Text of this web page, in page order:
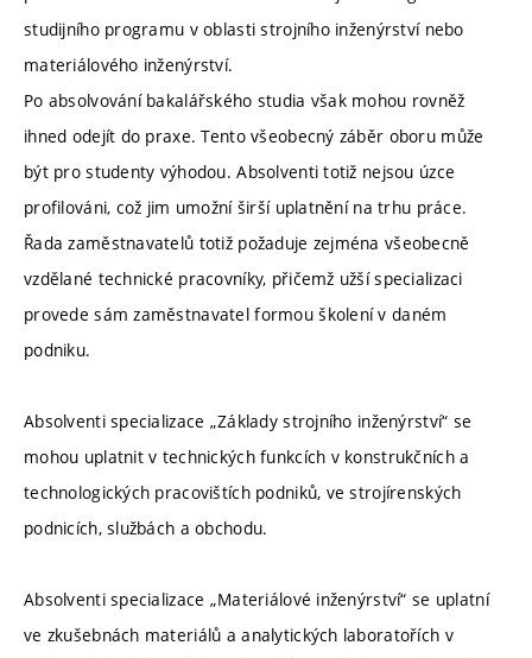
studijního programu v oblasti strojního inženýrství nebo
materiálového inženýrství.
Po absolvování bakalářského studia však mohou rovněž
ihned odejít do praxe. Tento všeobecný záběr oboru může
být pro studenty výhodou. Absolventi totiž nejsou úzce
profilováni, což jim umožní širší uplatnění na trhu práce.
Řada zaměstnavatelů totiž požaduje zejména všeobecně
vzdělané technické pracovníky, přičemž užší specializaci
provede sám zaměstnavatel formou školení v daném
podniku.
Absolventi specializace „Základy strojního inženýrství“ se
mohou uplatnit v technických funkcích v konstrukčních a
technologických pracovištích podniků, ve strojírenských
podnicích, službách a obchodu.
Absolventi specializace „Materiálové inženýrství“ se uplatní
ve zkušebnách materiálů a analytických laboratořích v